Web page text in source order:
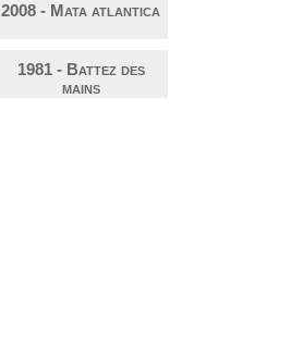
2008 - Mata atlantica
1981 - Battez des
mains